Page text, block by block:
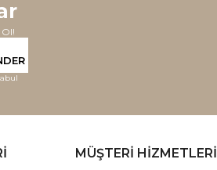
MÜŞTERİ HİZMETLERİ